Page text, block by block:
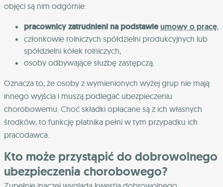
objęci są nim odgórnie:
pracownicy zatrudnieni na podstawieumowy o pracę,
członkowie rolniczych spółdzielni produkcyjnych lub
spółdzielni kółek rolniczych,
osoby odbywające służbę zastępczą.
Oznacza to, że osoby z wymienionych wyżej grup nie mają
innego wyjścia i muszą podlegać ubezpieczeniu
chorobowemu. Choć składki opłacane są z ich własnych
środków, to funkcję płatnika pełni w tym przypadku ich
pracodawca.
Kto może przystąpić do dobrowolnego
ubezpieczenia chorobowego?